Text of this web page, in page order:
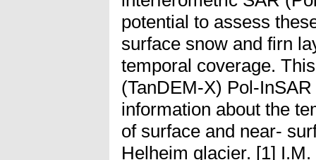
potential to assess
surface snow and firn
temporal coverage.
(TanDEM-X) Pol-
information about the
of surface and near-
Helheim glacier. [1]